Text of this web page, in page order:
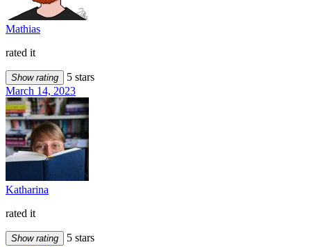
Mathias
rated it
Show rating
5 stars
March 14, 2023
Katharina
rated it
Show rating
5 stars